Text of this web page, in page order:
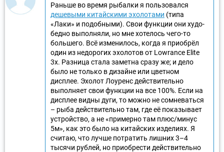
Раньше во время рыбалки я пользовался
дешевыми китайскими эхолотами (типа
«Лаки» и подобными). Свои функции они худо-
бедно выполняли, но мне хотелось чего-то
большего. Всё изменилось, когда я приобрёл
один из недорогих эхолотов от Lowrance Elite
3x. Разница стала заметна сразу же; и дело
было не только в дизайне или цветном
дисплее. Эхолот Лоуренс действительно
выполняет свои функции на все 100%. Если на
дисплее видны дуги, то можно не сомневаться
– рыба действительно там, где её показывает
устройство, а не «примерно там плюс/минус
5м», как это было на китайских изделиях. Я
считаю, что лучше потратить лишних 3–4
тысячи рублей, но приобрести действительно